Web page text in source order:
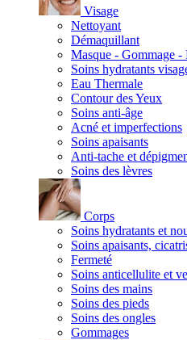
Visage
Nettoyant
Démaquillant
Masque - Gommage -
Soins hydratants
Eau Thermale
Contour des Yeux
Soins anti-âge
Acné et imperfections
Soins apaisants
Anti-tache et
Soins des lèvres
Corps
Soins hydratants et
Soins apaisants,
Fermeté
Soins anticellulite et
Soins des mains
Soins des pieds
Soins des ongles
Gommages